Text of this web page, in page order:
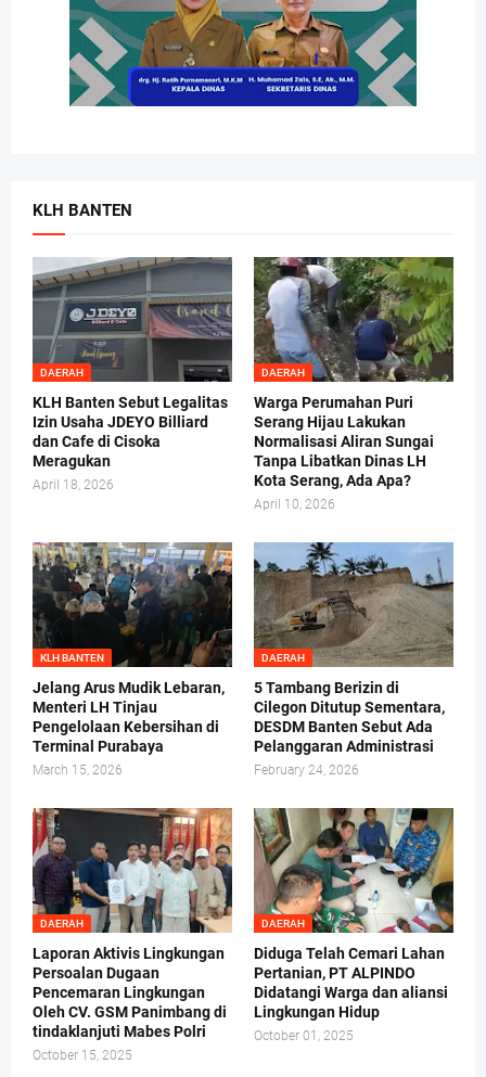
KLH BANTEN
DAERAH
KLH Banten Sebut Legalitas
Izin Usaha JDEYO Billiard
dan Cafe di Cisoka
Meragukan
April 18, 2026
DAERAH
Warga Perumahan Puri
Serang Hijau Lakukan
Normalisasi Aliran Sungai
Tanpa Libatkan Dinas LH
Kota Serang, Ada Apa?
April 10, 2026
KLH BANTEN
Jelang Arus Mudik Lebaran,
Menteri LH Tinjau
Pengelolaan Kebersihan di
Terminal Purabaya
March 15, 2026
DAERAH
5 Tambang Berizin di
Cilegon Ditutup Sementara,
DESDM Banten Sebut Ada
Pelanggaran Administrasi
February 24, 2026
DAERAH
Laporan Aktivis Lingkungan
Persoalan Dugaan
Pencemaran Lingkungan
Oleh CV. GSM Panimbang di
tindaklanjuti Mabes Polri
October 15, 2025
DAERAH
Diduga Telah Cemari Lahan
Pertanian, PT ALPINDO
Didatangi Warga dan aliansi
Lingkungan Hidup
October 01, 2025